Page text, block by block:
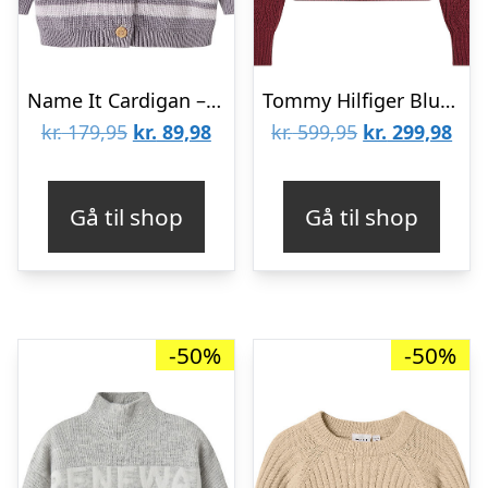
Name It Cardigan – Strik – NbfDiona – Peyote Melange
kr.179,95 Den
var:
kr. 179,95.
kr. 89,98Den
kr. 89,98.
Gå til shop
Tommy Hilfiger Bluse – Strik – Chenille – Deep Rouge
kr.599,95 Den
var:
kr. 599,95.
kr. 299,98Den
kr.
Gå til shop
-50% -50%